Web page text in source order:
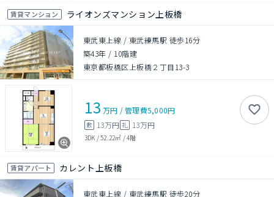
賃貸マンション ライオンズマンション上板橋
東武東上線 / 東武練馬駅 徒歩16分
築43年 / 10階建
東京都板橋区上板橋２丁目13-3
13 万円 /管理費5,000円
敷 13万円 礼 13万円
3DK /52.22㎡ /4階
賃貸アパート カレント上板橋
東武東上線 / 東武練馬駅 徒歩20分